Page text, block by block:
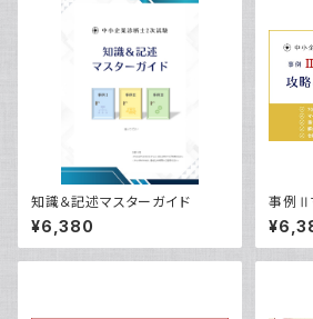
知識＆記述マスターガイド
¥6,380
事例Ⅱ